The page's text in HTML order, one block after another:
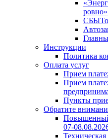
Инструкции
Политика
Оплата услуг
Прием
Прием
Пункты
Обратите
07-